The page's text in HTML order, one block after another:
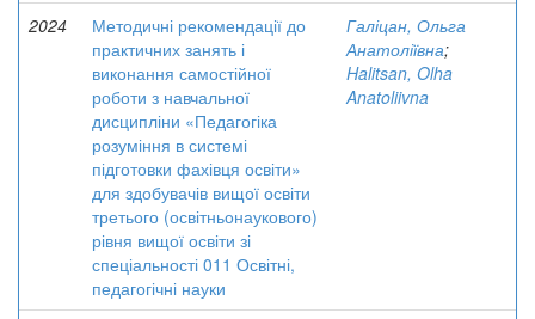
2024
Методичні рекомендації до
практичних занять і
виконання самостійної
роботи з навчальної
дисципліни «Педагогіка
розуміння в системі
підготовки фахівця освіти»
для здобувачів вищої освіти
третього (освітньонаукового)
рівня вищої освіти зі
спеціальності 011 Освітні,
педагогічні науки
Галіцан, Ольга
Анатоліївна;
Halitsan, Olha
Anatoliivna